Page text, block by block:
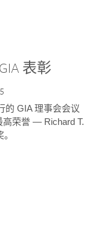
表彰
的 GIA 理事会会议
高荣誉 — Richard T.